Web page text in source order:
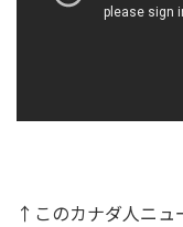
↑このカナダ人ニュ